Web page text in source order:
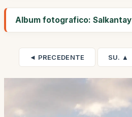
Album fotografico: Salkantay
◄ PRECEDENTE SU. ▲